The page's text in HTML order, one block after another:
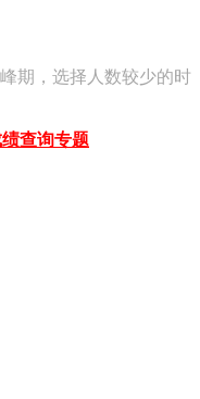
期，选择人数较少的时
查询专题